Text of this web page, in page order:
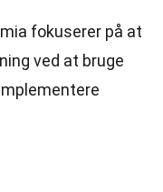
fokuserer på at
ved at bruge